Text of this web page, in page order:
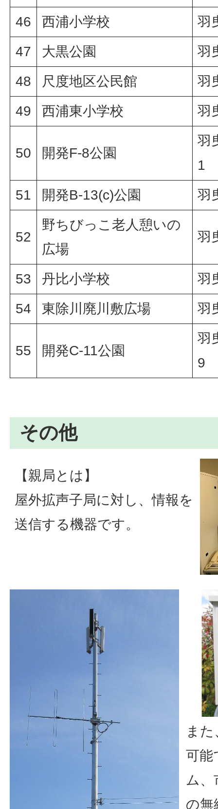
46
西浦小学校
羽
47
大黒公園
羽
48
尺度地区公民館
羽
49
西浦東小学校 羽
50 開発F-8公園
羽
1
51
開発B-13(c)公園 羽
52
野ちびっこ老人憩いの
広場
羽
53 丹比小学校
羽
54
東除川廃川敷広場 羽
55 開発C-11公園
羽
9
その他
【親局とは】
屋外拡声子局に対し、情報を
送信する機器です。
ま
可能
ム、
の無